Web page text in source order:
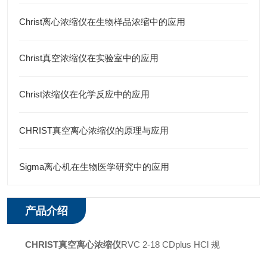
Christ离心浓缩仪在生物样品浓缩中的应用
Christ真空浓缩仪在实验室中的应用
Christ浓缩仪在化学反应中的应用
CHRIST真空离心浓缩仪的原理与应用
Sigma离心机在生物医学研究中的应用
产品介绍
CHRIST真空离心浓缩仪RVC 2-18 CDplus HCl 规